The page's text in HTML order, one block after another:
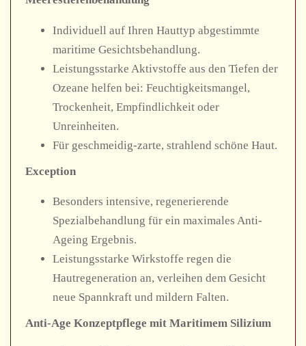
Individuell auf Ihren Hauttyp abgestimmte
maritime Gesichtsbehandlung.
Leistungsstarke Aktivstoffe aus den Tiefen der
Ozeane helfen bei: Feuchtigkeitsmangel,
Trockenheit, Empfindlichkeit oder
Unreinheiten.
Für geschmeidig-zarte, strahlend schöne Haut.
Exception
Besonders intensive, regenerierende
Spezialbehandlung für ein maximales Anti-
Ageing Ergebnis.
Leistungsstarke Wirkstoffe regen die
Hautregeneration an, verleihen dem Gesicht
neue Spannkraft und mildern Falten.
Anti-Age Konzeptpflege mit Maritimem Silizium